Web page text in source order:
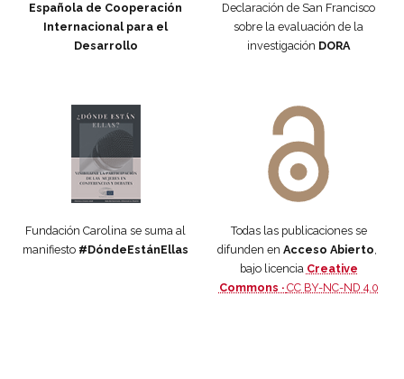
Española de Cooperación
Internacional para el
Desarrollo
Declaración de San Francisco
sobre la evaluación de la
investigación DORA
Fundación Carolina se suma al
manifiesto #DóndeEstánEllas
Todas las publicaciones se
difunden en Acceso Abierto
bajo licencia Creative
Commons · CC BY-NC-ND 4.0